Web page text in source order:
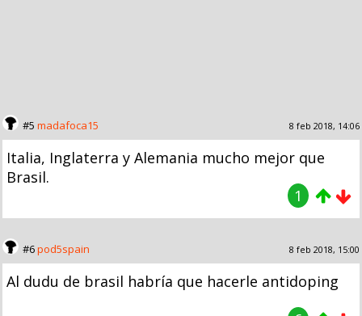
#5 madafoca15 8 feb 2018, 14:06
Italia, Inglaterra y Alemania mucho mejor que
Brasil.
1
#6pod5spain 8 feb 2018, 15:00
Al dudu de brasil habría que hacerle antidoping